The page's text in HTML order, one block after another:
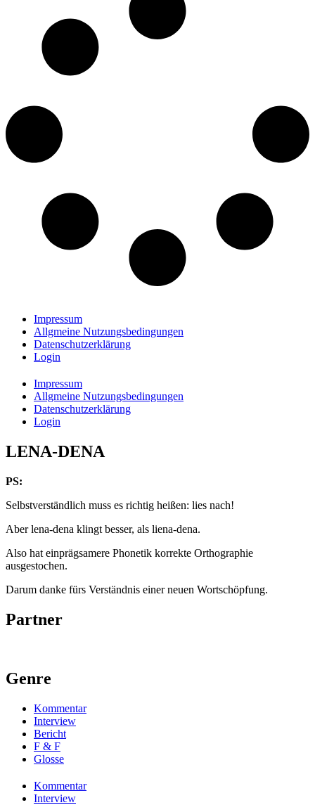
Impressum
Allgmeine Nutzungsbedingungen
Datenschutzerklärung
Login
Impressum
Allgmeine Nutzungsbedingungen
Datenschutzerklärung
Login
LENA-DENA
PS:
Selbstverständlich muss es richtig heißen: lies nach!
Aber lena-dena klingt besser, als liena-dena.
Also hat einprägsamere Phonetik korrekte Orthographie
ausgestochen.
Darum danke fürs Verständnis einer neuen Wortschöpfung.
Partner
Genre
Kommentar
Interview
Bericht
F & F
Glosse
Kommentar
Interview